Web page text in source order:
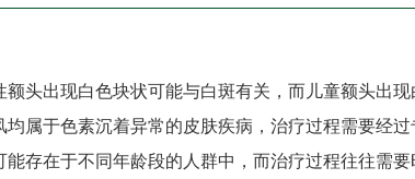
出现白色块状可能与白斑有关，而儿童额头出现
均属于色素沉着异常的皮肤疾病，治疗过程需要经
能存在于不同年龄段的人群中，而治疗过程往往需要